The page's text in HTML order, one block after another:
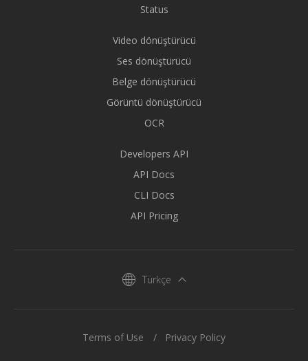
Status
Video dönüştürücü
Ses dönüştürücü
Belge dönüştürücü
Görüntü dönüştürücü
OCR
Developers API
API Docs
CLI Docs
API Pricing
Türkçe
Terms of Use Privacy Policy